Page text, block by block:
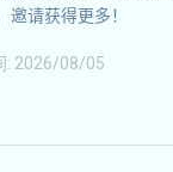
请获得更多！
: 2026/08/05